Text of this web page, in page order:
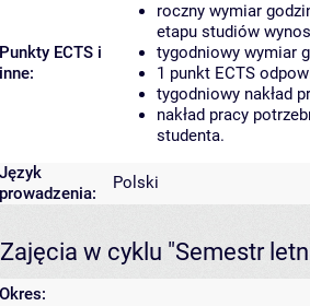
Punkty ECTS i
inne:
roczny wymiar
etapu studiów
tygodniowy wymiar
1 punkt ECTS
tygodniowy nakład
nakład pracy
studenta.
Język
prowadzenia:
Polski
Zajęcia w cyklu "Semestr
Okres: